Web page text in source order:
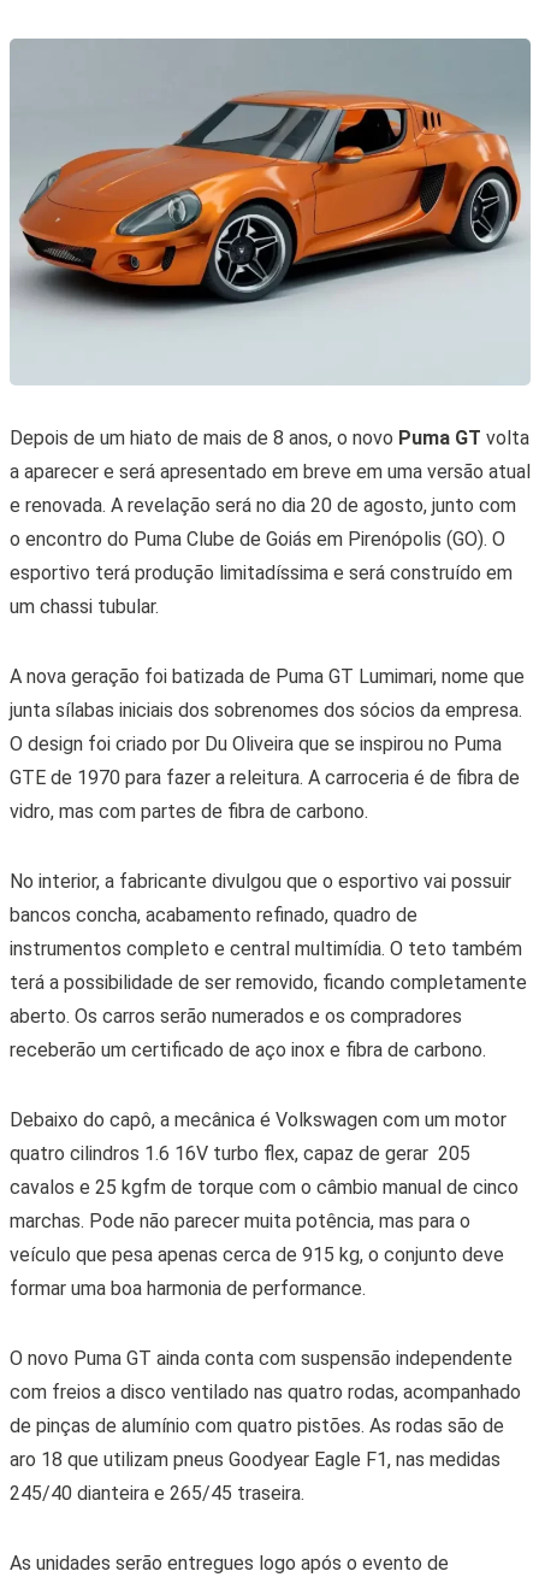
Depois de um hiato de mais de 8 anos, o novo Puma GT volta
a aparecer e será apresentado em breve em uma versão atual
e renovada. A revelação será no dia 20 de agosto, junto com
o encontro do Puma Clube de Goiás em Pirenópolis (GO). O
esportivo terá produção limitadíssima e será construído em
um chassi tubular.
A nova geração foi batizada de Puma GT Lumimari, nome que
junta sílabas iniciais dos sobrenomes dos sócios da empresa.
O design foi criado por Du Oliveira que se inspirou no Puma
GTE de 1970 para fazer a releitura. A carroceria é de fibra de
vidro, mas com partes de fibra de carbono.
No interior, a fabricante divulgou que o esportivo vai possuir
bancos concha, acabamento refinado, quadro de
instrumentos completo e central multimídia. O teto também
terá a possibilidade de ser removido, ficando completamente
aberto. Os carros serão numerados e os compradores
receberão um certificado de aço inox e fibra de carbono.
Debaixo do capô, a mecânica é Volkswagen com um motor
quatro cilindros 1.6 16V turbo flex, capaz de gerar 205
cavalos e 25 kgfm de torque com o câmbio manual de cinco
marchas. Pode não parecer muita potência, mas para o
veículo que pesa apenas cerca de 915 kg, o conjunto deve
formar uma boa harmonia de performance.
O novo Puma GT ainda conta com suspensão independente
com freios a disco ventilado nas quatro rodas, acompanhado
de pinças de alumínio com quatro pistões. As rodas são de
aro 18 que utilizam pneus Goodyear Eagle F1, nas medidas
245/40 dianteira e 265/45 traseira.
As unidades serão entregues logo após o evento de